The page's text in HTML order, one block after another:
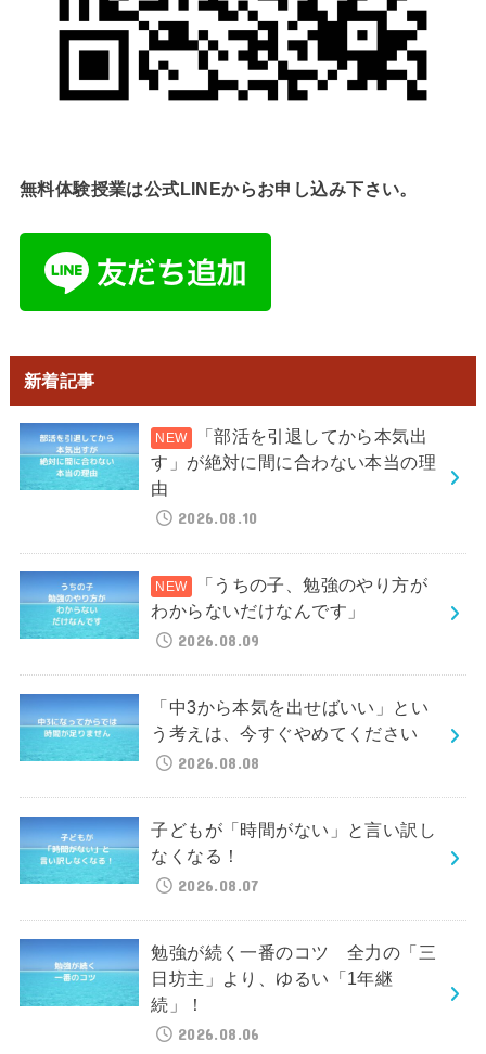
無料体験授業は公式LINEからお申し込み下さい。
新着記事
「部活を引退してから本気出
す」が絶対に間に合わない本当の理
由
2026.08.10
「うちの子、勉強のやり方が
わからないだけなんです」
2026.08.09
「中3から本気を出せばいい」とい
う考えは、今すぐやめてください
2026.08.08
子どもが「時間がない」と言い訳し
なくなる！
2026.08.07
勉強が続く一番のコツ 全力の「三
日坊主」より、ゆるい「1年継
続」！
2026.08.06